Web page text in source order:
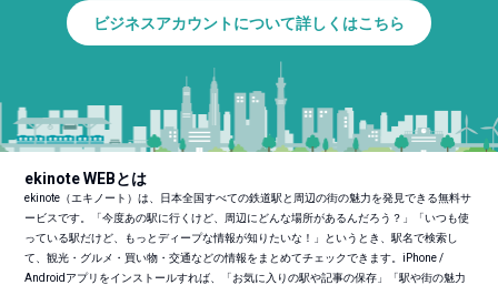
ビジネスアカウントについて詳しくはこちら
ekinote WEBとは
ekinote（エキノート）は、日本全国すべての鉄道駅と周辺の街の魅力を発見できる無料サ
ービスです。「今度あの駅に行くけど、周辺にどんな場所があるんだろう？」「いつも使
っている駅だけど、もっとディープな情報が知りたいな！」というとき、駅名で検索し
て、観光・グルメ・買い物・交通などの情報をまとめてチェックできます。iPhone /
Androidアプリをインストールすれば、「お気に入りの駅や記事の保存」「駅や街の魅力